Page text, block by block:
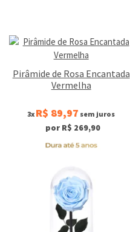
Pirâmide de Rosa Encantada
Vermelha
3x R$ 89,97 sem juros
por R$ 269,90